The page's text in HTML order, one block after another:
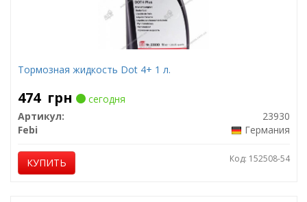
Тормозная жидкость Dot 4+ 1 л.
474 грн
сегодня
Артикул:
23930
Febi
Германия
КУПИТЬ Код: 152508-54